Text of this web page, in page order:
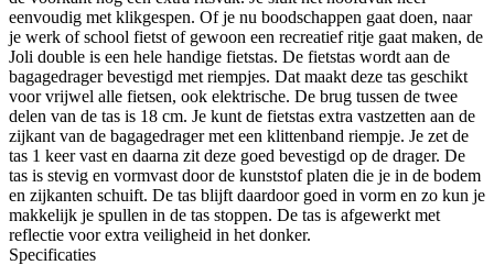
eenvoudig met klikgespen. Of je nu boodschappen gaat doen, naar
je werk of school fietst of gewoon een recreatief ritje gaat maken, de
Joli double is een hele handige fietstas. De fietstas wordt aan de
bagagedrager bevestigd met riempjes. Dat maakt deze tas geschikt
voor vrijwel alle fietsen, ook elektrische. De brug tussen de twee
delen van de tas is 18 cm. Je kunt de fietstas extra vastzetten aan de
zijkant van de bagagedrager met een klittenband riempje. Je zet de
tas 1 keer vast en daarna zit deze goed bevestigd op de drager. De
tas is stevig en vormvast door de kunststof platen die je in de bodem
en zijkanten schuift. De tas blijft daardoor goed in vorm en zo kun je
makkelijk je spullen in de tas stoppen. De tas is afgewerkt met
reflectie voor extra veiligheid in het donker.
Specificaties